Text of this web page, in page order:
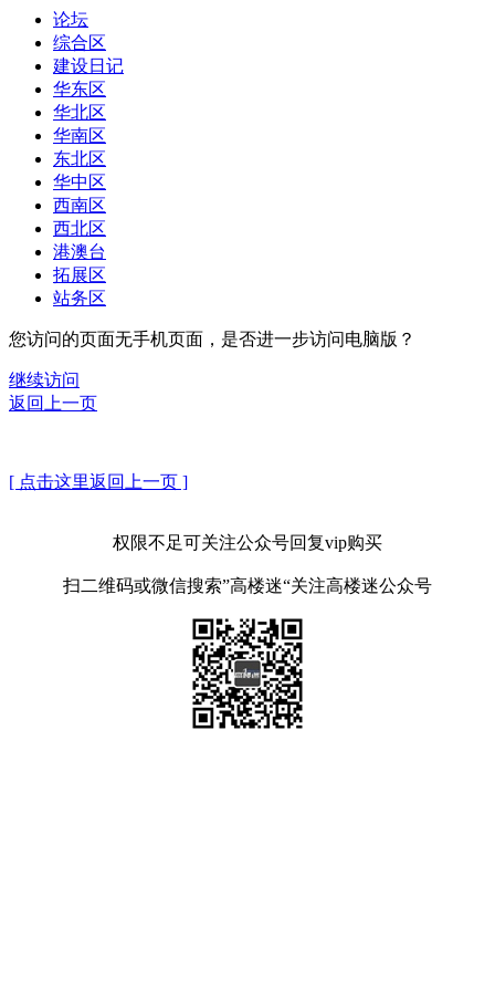
论坛
综合区
建设日记
华东区
华北区
华南区
东北区
华中区
西南区
西北区
港澳台
拓展区
站务区
您访问的页面无手机页面，是否进一步访问电脑版？
继续访问
返回上一页
[ 点击这里返回上一页 ]
权限不足可关注公众号回复vip购买
扫二维码或微信搜索”高楼迷“关注高楼迷公众号